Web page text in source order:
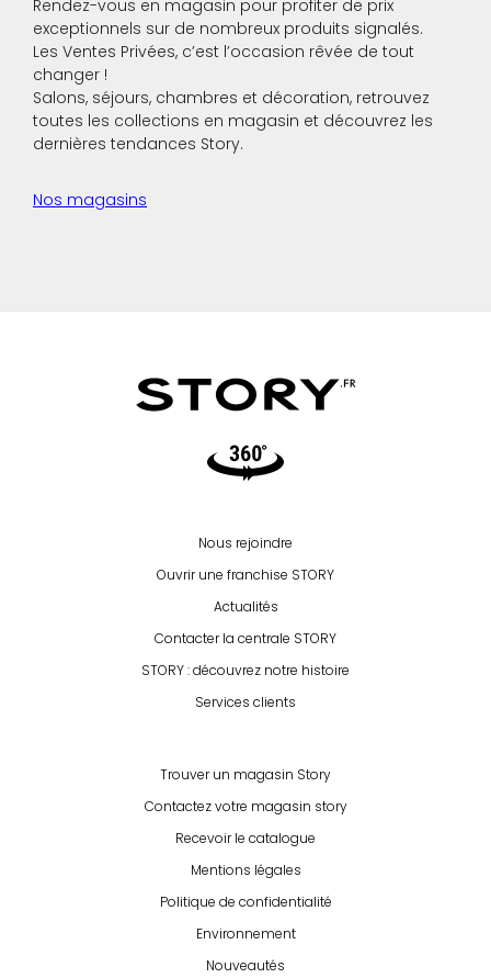
Rendez-vous en magasin pour profiter de prix
exceptionnels sur de nombreux produits signalés.
Les Ventes Privées, c’est l’occasion rêvée de tout
changer !
Salons, séjours, chambres et décoration, retrouvez
toutes les collections en magasin et découvrez les
dernières tendances Story.
Nos magasins
Video360
Nous rejoindre
Ouvrir une franchise STORY
Actualités
Contacter la centrale STORY
STORY : découvrez notre histoire
Services clients
Trouver un magasin Story
Contactez votre magasin story
Recevoir le catalogue
Mentions légales
Politique de confidentialité
Environnement
Nouveautés